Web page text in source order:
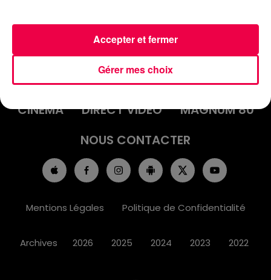
INFOS
AGENDA
JEUX
PODCASTS
CINÉMA
DIRECT VIDÉO
MAGNUM 80
NOUS CONTACTER
Mentions Légales Politique de Confidentialité
Archives 2026 2025 2024 2023 2022
Gérer mes choix
Accepter et fermer